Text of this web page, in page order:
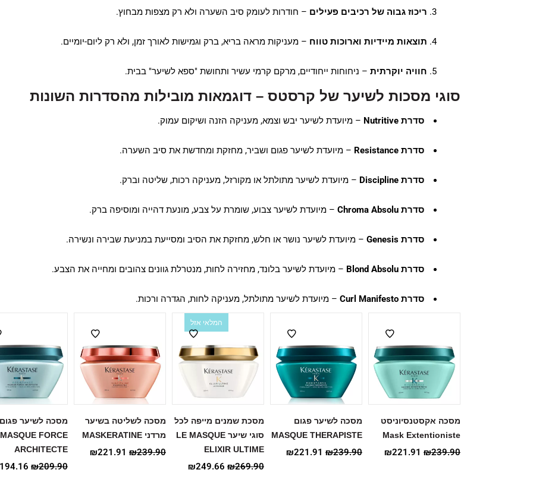
ריכוז גבוה של רכיבים פעילים – חודרות לעומק סיב השערה ולא רק מצפות מבחוץ.
תוצאות מיידיות וארוכות טווח – מעניקות מראה בריא, ברק וגמישות לאורך זמן, ולא רק ליום-יומיים.
חוויה יוקרתית – ניחוחות ייחודיים, מרקם קרמי עשיר ותחושת "ספא לשיער" בבית.
סוגי מסכות לשיער של קרסטס – דוגמאות מובילות מהסדרות השונות
סדרת Nutritive – מיועדת לשיער יבש וצמא, מעניקה הזנה ושיקום עמוק.
סדרת Resistance – מיועדת לשיער פגום ושביר, מחזקת ומחדשת את סיב השערה.
סדרת Discipline – מיועדת לשיער מתולתל או מקורזל, מעניקה רכות, שליטה וברק.
סדרת Chroma Absolu – מיועדת לשיער צבוע, שומרת על צבע, מונעת דהייה ומוסיפה ברק.
סדרת Genesis – מיועדת לשיער נושר או חלש, מחזקת את הסיב ומסייעת במניעת שבירה ונשירה.
סדרת Blond Absolu – מיועדת לשיער בלונד, מחזירה לחות, מנטרלת גוונים צהובים ומחייה את הצבע.
סדרת Curl Manifesto – מיועדת לשיער מתולתל, מעניקה לחות, הגדרה ורכות.
מסכה אקסטנסיוניסט
Mask Extentioniste
₪239.90
₪221.91
מסכה לשיער פגום
MASQUE THERAPISTE
₪239.90
₪221.91
המלאי אזל
מסכת שמנים מייפה לכל
סוגי שיער LE MASQUE
ELIXIR ULTIME
₪269.90
₪249.66
מסכה לשליטה בשיער
מרדני MASKERATINE
₪239.90
₪221.91
מסכה לשיער פגום
MASQUE FORCE
ARCHITECTE
₪209.90
194.16